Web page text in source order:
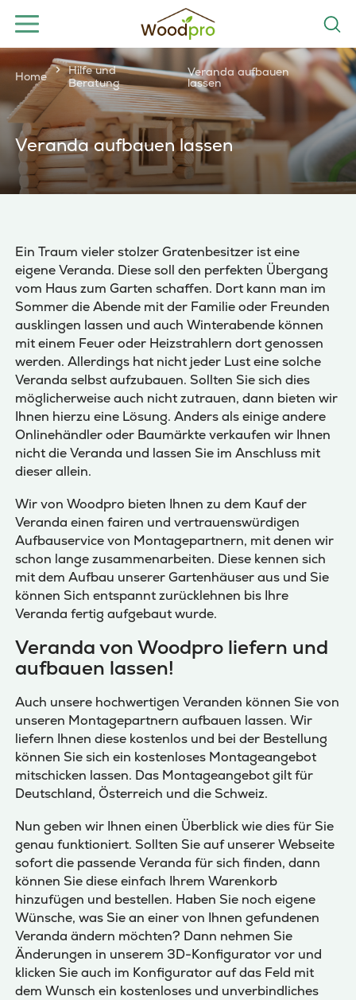
Home
Hilfe und
Beratung
Veranda aufbauen
lassen
Veranda aufbauen lassen
Ein Traum vieler stolzer Gratenbesitzer ist eine
eigene Veranda. Diese soll den perfekten Übergang
vom Haus zum Garten schaffen. Dort kann man im
Sommer die Abende mit der Familie oder Freunden
ausklingen lassen und auch Winterabende können
mit einem Feuer oder Heizstrahlern dort genossen
werden. Allerdings hat nicht jeder Lust eine solche
Veranda selbst aufzubauen. Sollten Sie sich dies
möglicherweise auch nicht zutrauen, dann bieten wir
Ihnen hierzu eine Lösung. Anders als einige andere
Onlinehändler oder Baumärkte verkaufen wir Ihnen
nicht die Veranda und lassen Sie im Anschluss mit
dieser allein.
Wir von Woodpro bieten Ihnen zu dem Kauf der
Veranda einen fairen und vertrauenswürdigen
Aufbauservice von Montagepartnern, mit denen wir
schon lange zusammenarbeiten. Diese kennen sich
mit dem Aufbau unserer Gartenhäuser aus und Sie
können Sich entspannt zurücklehnen bis Ihre
Veranda fertig aufgebaut wurde.
Veranda von Woodpro liefern und
aufbauen lassen!
Auch unsere hochwertigen Veranden können Sie von
unseren Montagepartnern aufbauen lassen. Wir
liefern Ihnen diese kostenlos und bei der Bestellung
können Sie sich ein kostenloses Montageangebot
mitschicken lassen. Das Montageangebot gilt für
Deutschland, Österreich und die Schweiz.
Nun geben wir Ihnen einen Überblick wie dies für Sie
genau funktioniert. Sollten Sie auf unserer Webseite
sofort die passende Veranda für sich finden, dann
können Sie diese einfach Ihrem Warenkorb
hinzufügen und bestellen. Haben Sie noch eigene
Wünsche, was Sie an einer von Ihnen gefundenen
Veranda ändern möchten? Dann nehmen Sie
Änderungen in unserem 3D-Konfigurator vor und
klicken Sie auch im Konfigurator auf das Feld mit
dem Wunsch ein kostenloses und unverbindliches